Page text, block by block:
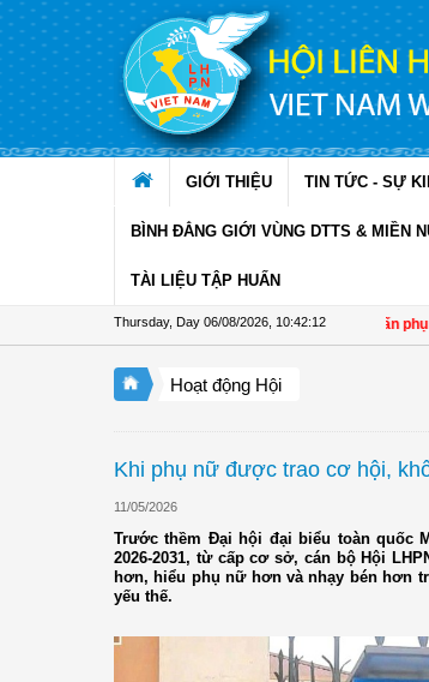
Skip to Content
GIỚI THIỆU TIN TỨC - SỰ
BÌNH ĐẲNG GIỚI VÙNG DTTS & MIỀN
TÀI LIỆU TẬP HUẤN
Thursday, Day 06/08/2026 10:42:13
Đề án 01: Dấu ấn phụ nữ trong
Hoạt động Hội
Khi phụ nữ được trao cơ hội,
11/05/2026
Trước thềm Đại hội đại biểu toàn quốc
2026-2031, từ cấp cơ sở, cán bộ Hội
hơn, hiểu phụ nữ hơn và nhạy bén hơn
yếu thế.